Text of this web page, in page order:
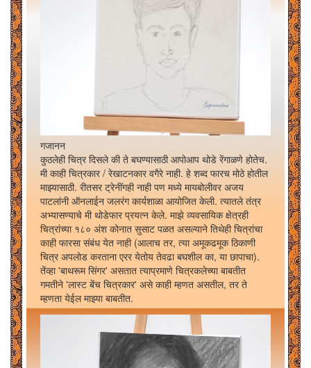
गजानन
कुठलेही चित्र दिसले की ते बघण्यासाठी आपोआप थोडे रेंगाळणे होतेच.
मी काही चित्रकार / रेखाटनकार वगैरे नाही. हे शब्द फारच मोठे होतील
माझ्यासाठी. रीतसर ट्रेनींगही नाही पण मध्ये मायबोलीवर अजय
पाटलांनी ऑनलाईन जलरंग कार्यशाळा आयोजित केली. त्यातले तंत्र
अभ्यासण्याचे मी थोडेफार प्रयत्न केले. माझे व्यवसायिक क्षेत्रही
चित्रांच्या १८० अंश कोनात सुसाट पळत असल्याने तिथेही चित्रांचा
काही फारसा संबंध येत नाही (आलाच तर, त्या अमूकढमूक ठिकाणी
चित्र अपलोड करताना एरर येतोय तेवढा बघशील का, या छापाचा).
तेंव्हा 'बाथरूम सिंगर' असतात त्याप्रमाणे चित्रकलेच्या बाबतीत
गमतीने 'लास्ट बेंच चित्रकार' असे काही म्हणत असतील, तर ते
म्हणता येईल माझ्या बाबतीत.